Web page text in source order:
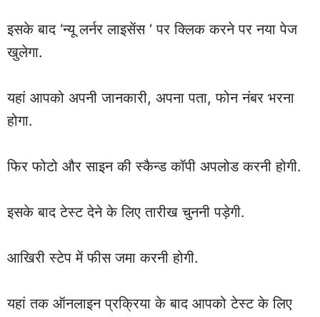
इसके बाद ‘न्यू लर्नर लाइसेंस ‘ पर क्लिक करने पर नया पेज
खुलेगा.
यहां आपको अपनी जानकारी, अपना पता, फोन नंबर भरना
होगा.
फिर फोटो और साइन की स्कैन्ड कॉपी अपलोड करनी होगी.
इसके बाद टेस्ट देने के लिए तारीख चुननी पड़ेगी.
आखिरी स्टेप में फीस जमा करनी होगी.
यहां तक ऑनलाइन प्रक्रिया के बाद आपको टेस्ट के लिए